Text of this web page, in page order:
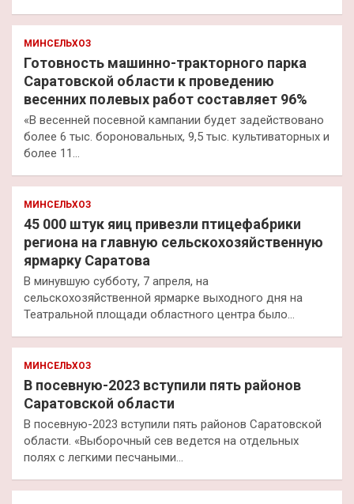
МИНСЕЛЬХОЗ
Готовность машинно-тракторного парка
Саратовской области к проведению
весенних полевых работ составляет 96%
«В весенней посевной кампании будет задействовано
более 6 тыс. бороновальных, 9,5 тыс. культиваторных и
более 11…
МИНСЕЛЬХОЗ
45 000 штук яиц привезли птицефабрики
региона на главную сельскохозяйственную
ярмарку Саратова
В минувшую субботу, 7 апреля, на
сельскохозяйственной ярмарке выходного дня на
Театральной площади областного центра было…
МИНСЕЛЬХОЗ
В посевную-2023 вступили пять районов
Саратовской области
В посевную-2023 вступили пять районов Саратовской
области. «Выборочный сев ведется на отдельных
полях с легкими песчаными…